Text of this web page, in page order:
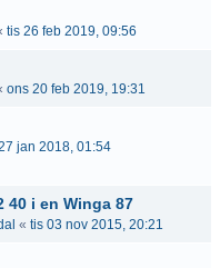
tis 26 feb 2019, 09:56
ons 20 feb 2019, 19:31
jan 2018, 01:54
40 i en Winga 87
« tis 03 nov 2015, 20:21